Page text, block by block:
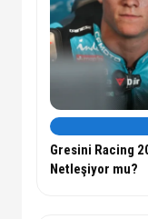
Gresini Racing
Netleşiyor mu?